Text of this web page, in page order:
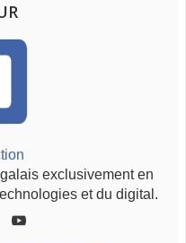
exclusivement en
et du digital.